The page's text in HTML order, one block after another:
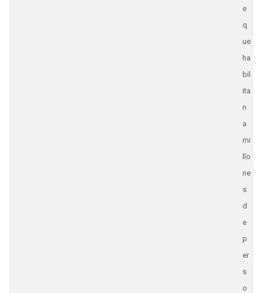
e
q
ue
ha
bil
ita
n
a
mi
llo
ne
s
d
e
p
er
s
o